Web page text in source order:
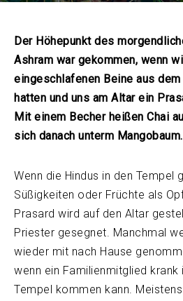
Der Höhepunkt des
Ashram war gekommen, wenn
eingeschlafenen Beine aus
hatten und uns am Altar ein
Mit einem Becher heißen Chai
sich danach unterm Mangobaum.
Wenn die Hindus in den Tempel
Süßigkeiten oder Früchte als
Prasard wird auf den Altar
Priester gesegnet. Manchmal
wieder mit nach Hause
wenn ein Familienmitglied
Tempel kommen kann.